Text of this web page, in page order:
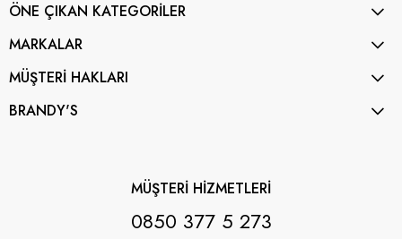
ÖNE ÇIKAN KATEGORİLER
MARKALAR
MÜŞTERİ HAKLARI
BRANDY'S
MÜŞTERİ HİZMETLERİ
0850 377 5 273